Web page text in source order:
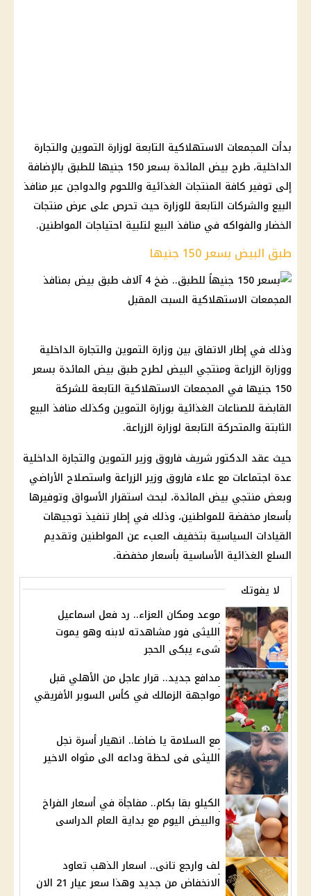
بدأت المجمعات الاستهلاكية التابعة لوزارة التموين والتجارة
الداخلية، طرح بيض المائدة بسعر 150 جنيها للطبق بالإضافة
إلى توفير كافة المنتجات الغذائية واللحوم والدواجن عبر منافذ
البيع والشركات التابعة للوزارة حيث تحرص على عرض منتجات
الخضار والفواكه في منافذ البيع لتلبية احتياجات المواطنين.
طبق البيض بسعر 150 جنيها
وذلك في إطار الاتفاق بين وزارة التموين والتجارة الداخلية
ووزارة الزراعة ومنتجي البيض لطرح طبق بيض المائدة بسعر
150 جنيها في المجمعات الاستهلاكية التابعة للشركة
القابضة للصناعات الغذائية بوزارة التموين وكذلك منافذ البيع
الثابتة والمتحركة التابعة لوزارة الزراعة.
حيث عقد الدكتور شريف فاروق وزير التموين والتجارة الداخلية
عدة اجتماعات مع علاء فاروق وزير الزراعة واستصلاح الأراضي
وبعض منتجي بيض المائدة، لبحث استقرار الأسواق وتوفيرها
بأسعار مخفضة للمواطنين، وذلك في إطار تنفيذ توجيهات
القيادات السياسية بتخفيف العبء عن المواطنين وتقديم
السلع الغذائية الأساسية بأسعار مخفضة.
لا يفوتك
موعد ومكان العزاء.. رد فعل اسماعيل
الليثى فور مشاهدته لابنه وهو يموت
شىء يبكى الحجر
مدافع جديد.. قرار عاجل من الأهلي قبل
مواجهة الزمالك في كأس السوبر الأفريقي
مع السلامة يا ضاضا.. انهيار أسرة نجل
الليثى فى لحظة وداعه الى مثواه الاخير
الكيلو بقا بكام.. مفاجأة في أسعار الفراخ
والبيض اليوم مع بداية العام الدراسى
لف وارجع تانى.. اسعار الذهب تعاود
الانخفاض من جديد وهذا سعر عيار 21 الان